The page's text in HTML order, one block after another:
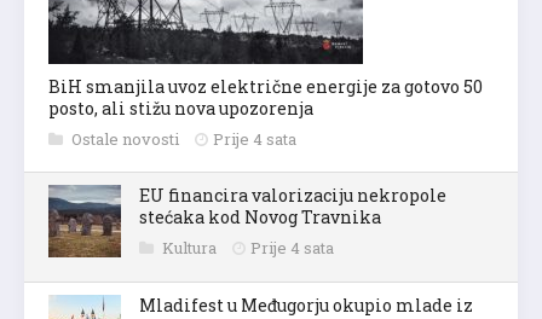
BiH smanjila uvoz električne energije za gotovo 50
posto, ali stižu nova upozorenja
Ostale novosti Prije 4 sata
EU financira valorizaciju nekropole
stećaka kod Novog Travnika
Kultura Prije 4 sata
Mladifest u Međugorju okupio mlade iz